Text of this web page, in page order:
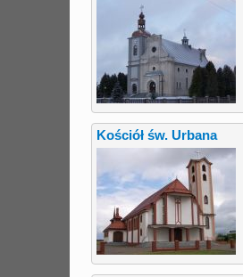
Kościół św. Urbana